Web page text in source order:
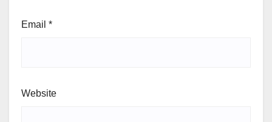
Email *
Website